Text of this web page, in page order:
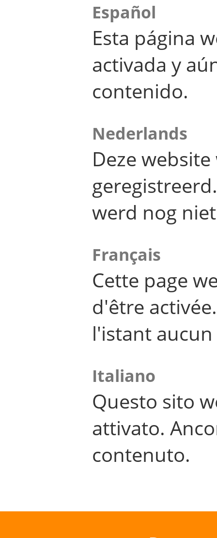
Español
Esta página
activada y
contenido.
Nederlands
Deze
werd nog
Français
Cette page
d'être
l'istant
Italiano
Questo sito
attivato.
contenuto.